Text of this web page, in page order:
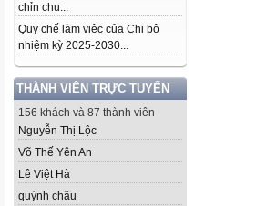
chỉn chu...
Quy chế làm việc của Chi bộ
nhiệm kỳ 2025-2030...
THÀNH VIÊN TRỰC TUYẾN
156 khách và 87 thành viên
Nguyễn Thị Lộc
Võ Thế Yên An
Lê Việt Hà
quỳnh châu